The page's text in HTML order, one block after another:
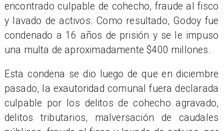
encontrado culpable de cohecho, fraude al fisco
y lavado de activos. Como resultado, Godoy fue
condenado a 16 años de prisión y se le impuso
una multa de aproximadamente $400 millones.
Esta condena se dio luego de que en diciembre
pasado, la exautoridad comunal fuera declarada
culpable por los delitos de cohecho agravado,
delitos tributarios, malversación de caudales